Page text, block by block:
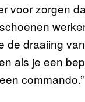
voor zorgen
draaiing
als je een
commando.”